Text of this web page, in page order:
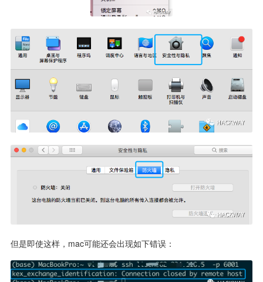
但是即使这样，mac可能还会出现如下错误：